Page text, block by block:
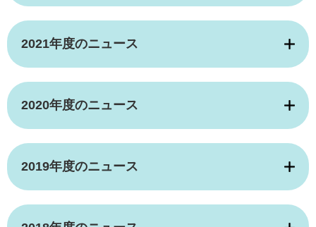
2021年度のニュース
2020年度のニュース
2019年度のニュース